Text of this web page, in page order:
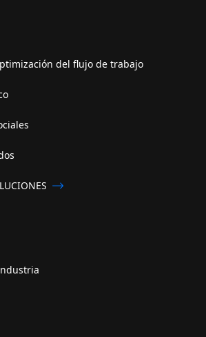
del flujo de trabajo